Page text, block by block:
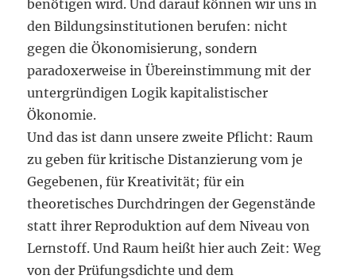
benötigen wird. Und darauf können wir uns in
den Bildungsinstitutionen berufen: nicht
gegen die Ökonomisierung, sondern
paradoxerweise in Übereinstimmung mit der
untergründigen Logik kapitalistischer
Ökonomie.
Und das ist dann unsere zweite Pflicht: Raum
zu geben für kritische Distanzierung vom je
Gegebenen, für Kreativität; für ein
theoretisches Durchdringen der Gegenstände
statt ihrer Reproduktion auf dem Niveau von
Lernstoff. Und Raum heißt hier auch Zeit: Weg
von der Prüfungsdichte und dem